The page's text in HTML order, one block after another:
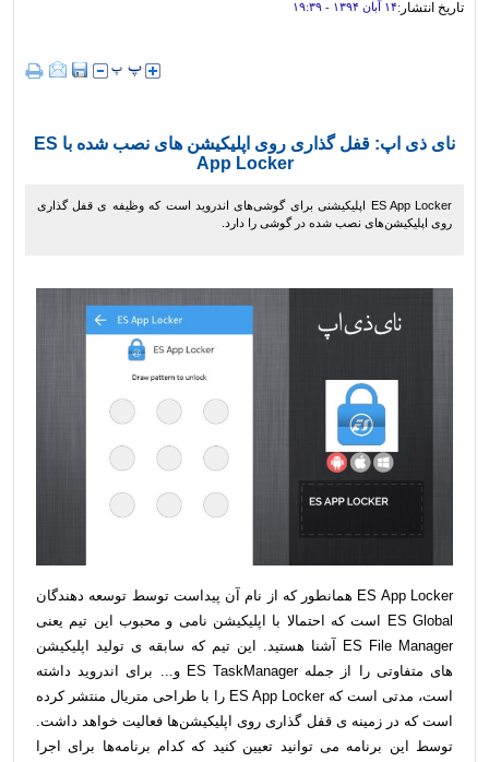
تاریخ انتشار:۱۴ آبان ۱۳۹۴ - ۱۹:۳۹
نای ذی اپ: قفل گذاری روی اپلیکیشن های نصب شده با ES
App Locker
ES App Locker اپلیکیشنی برای گوشی‌های اندروید است که وظیفه ی قفل گذاری
روی اپلیکیشن‌های نصب شده در گوشی را دارد.
ES App Locker همانطور که از نام آن پیداست توسط توسعه دهندگان
ES Global است که احتمالا با اپلیکیشن نامی و محبوب این تیم یعنی
ES File Manager آشنا هستید. این تیم که سابقه ی تولید اپلیکیشن
های متفاوتی را از جمله ES TaskManager و... برای اندروید داشته
است، مدتی است که ES App Locker را با طراحی متریال منتشر کرده
است که در زمینه ی قفل گذاری روی اپلیکیشن‌ها فعالیت خواهد داشت.
توسط این برنامه می توانید تعیین کنید که کدام برنامه‌ها برای اجرا